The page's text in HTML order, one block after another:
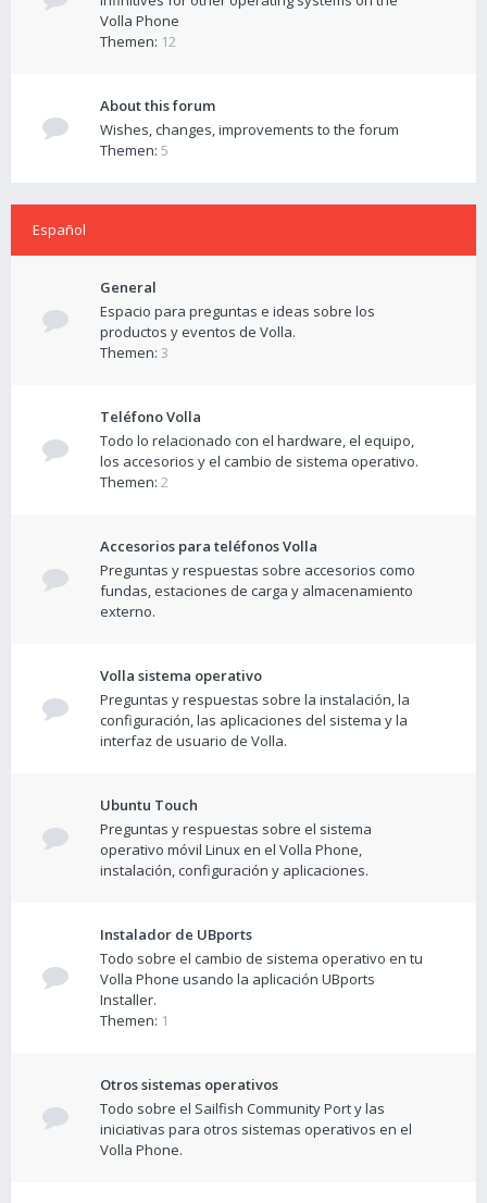
Volla Phone
Themen: 12
About this forum
Wishes, changes, improvements to the forum
Themen: 5
Español
General
Espacio para preguntas e ideas sobre los
productos y eventos de Volla.
Themen: 3
Teléfono Volla
Todo lo relacionado con el hardware, el equipo,
los accesorios y el cambio de sistema operativo.
Themen: 2
Accesorios para teléfonos Volla
Preguntas y respuestas sobre accesorios como
fundas, estaciones de carga y almacenamiento
externo.
Volla sistema operativo
Preguntas y respuestas sobre la instalación, la
configuración, las aplicaciones del sistema y la
interfaz de usuario de Volla.
Ubuntu Touch
Preguntas y respuestas sobre el sistema
operativo móvil Linux en el Volla Phone,
instalación, configuración y aplicaciones.
Instalador de UBports
Todo sobre el cambio de sistema operativo en tu
Volla Phone usando la aplicación UBports
Installer.
Themen: 1
Otros sistemas operativos
Todo sobre el Sailfish Community Port y las
iniciativas para otros sistemas operativos en el
Volla Phone.